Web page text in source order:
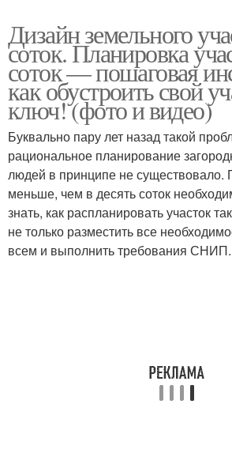
Дизайн земельного
соток. Планировка
соток — пошаговая
как обустроить свой
ключ! (фото и видео)
Буквально пару лет назад такой
рациональное планирование
людей в принципе не существовало.
меньше, чем в десять соток
знать, как распланировать участок
не только разместить все
всем и выполнить требования СНИП.